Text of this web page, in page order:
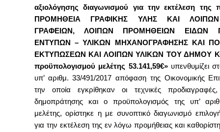
αξιολόγησης διαγωνισμού για την εκτέλεση της
ΠΡΟΜΗΘΕΙΑ ΓΡΑΦΙΚΗΣ ΥΛΗΣ ΚΑΙ
ΓΡΑΦΕΙΩΝ, ΛΟΙΠΩΝ ΠΡΟΜΗΘΕΙΩΝ ΕΙΔΩΝ
ΕΝΤΥΠΩΝ – ΥΛΙΚΩΝ ΜΗΧΑΝΟΓΡΑΦΗΣΗΣ ΚΑΙ
ΕΚΤΥΠΩΣΕΩΝ ΚΑΙ ΛΟΙΠΩΝ ΥΛΙΚΩΝ ΤΟΥ ΔΗΜΟΥ
προϋπολογισμού μελέτης 53.141,59€» υπενθυμίζει
υπ’ αριθμ. 33/491/2017 απόφαση της Οικονομικής
την οποία εγκρίθηκαν οι τεχνικές
δημοπράτησης και ο προϋπολογισμός της υπ’
μελέτης, ορίστηκε η με συνοπτικό διαγωνισμό
για την εκτέλεση της εν λόγω προμήθειας και